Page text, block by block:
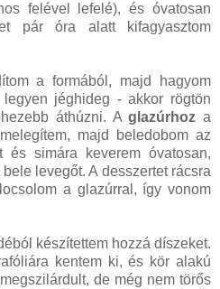
felével lefelé), és óvatosan
pár óra alatt kifagyasztom
a formából, majd hagyom
jéghideg - akkor rögtön
áthúzni. Aglazúrhoz a
majd beledobom az
és simára keverem óvatosan,
levegőt. A desszertet rácsra
a glazúrral, így vonom
készítettem hozzá díszeket.
kentem ki, és kör alakú
de még nem törős